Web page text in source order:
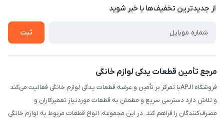
درباره ما
راهنما
از جدید‌ترین تخفیف‌ها با‌ خبر شوید
ثبت
مرجع تأمین قطعات یدکی لوازم خانگی
فروشگاه APJIبا تمرکز بر تأمین و عرضه قطعات یدکی لوازم خانگی فعالیت می‌کند
و تلاش دارد دسترسی سریع و مطمئن به قطعات موردنیاز تعمیرکاران و
مصرف‌کنندگان را فراهم کند. در این مجموعه، انواع قطعات مربوط به لوازم خانگی